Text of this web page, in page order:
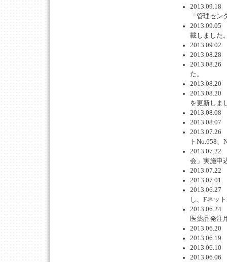
2013.09.18
「管理セ
2013.09.05
載しました
2013.09.02
2013.08.28
2013.08.26
た。
2013.08.20
2013.08.20
を更新しま
2013.08.08
2013.08.07
2013.07.26
トNo.658、
2013.07.22
会」実施申
2013.07.22
2013.07.01
2013.06.27
し、Fネッ
2013.06.24
医薬品発注
2013.06.20
2013.06.19
2013.06.10
2013.06.06